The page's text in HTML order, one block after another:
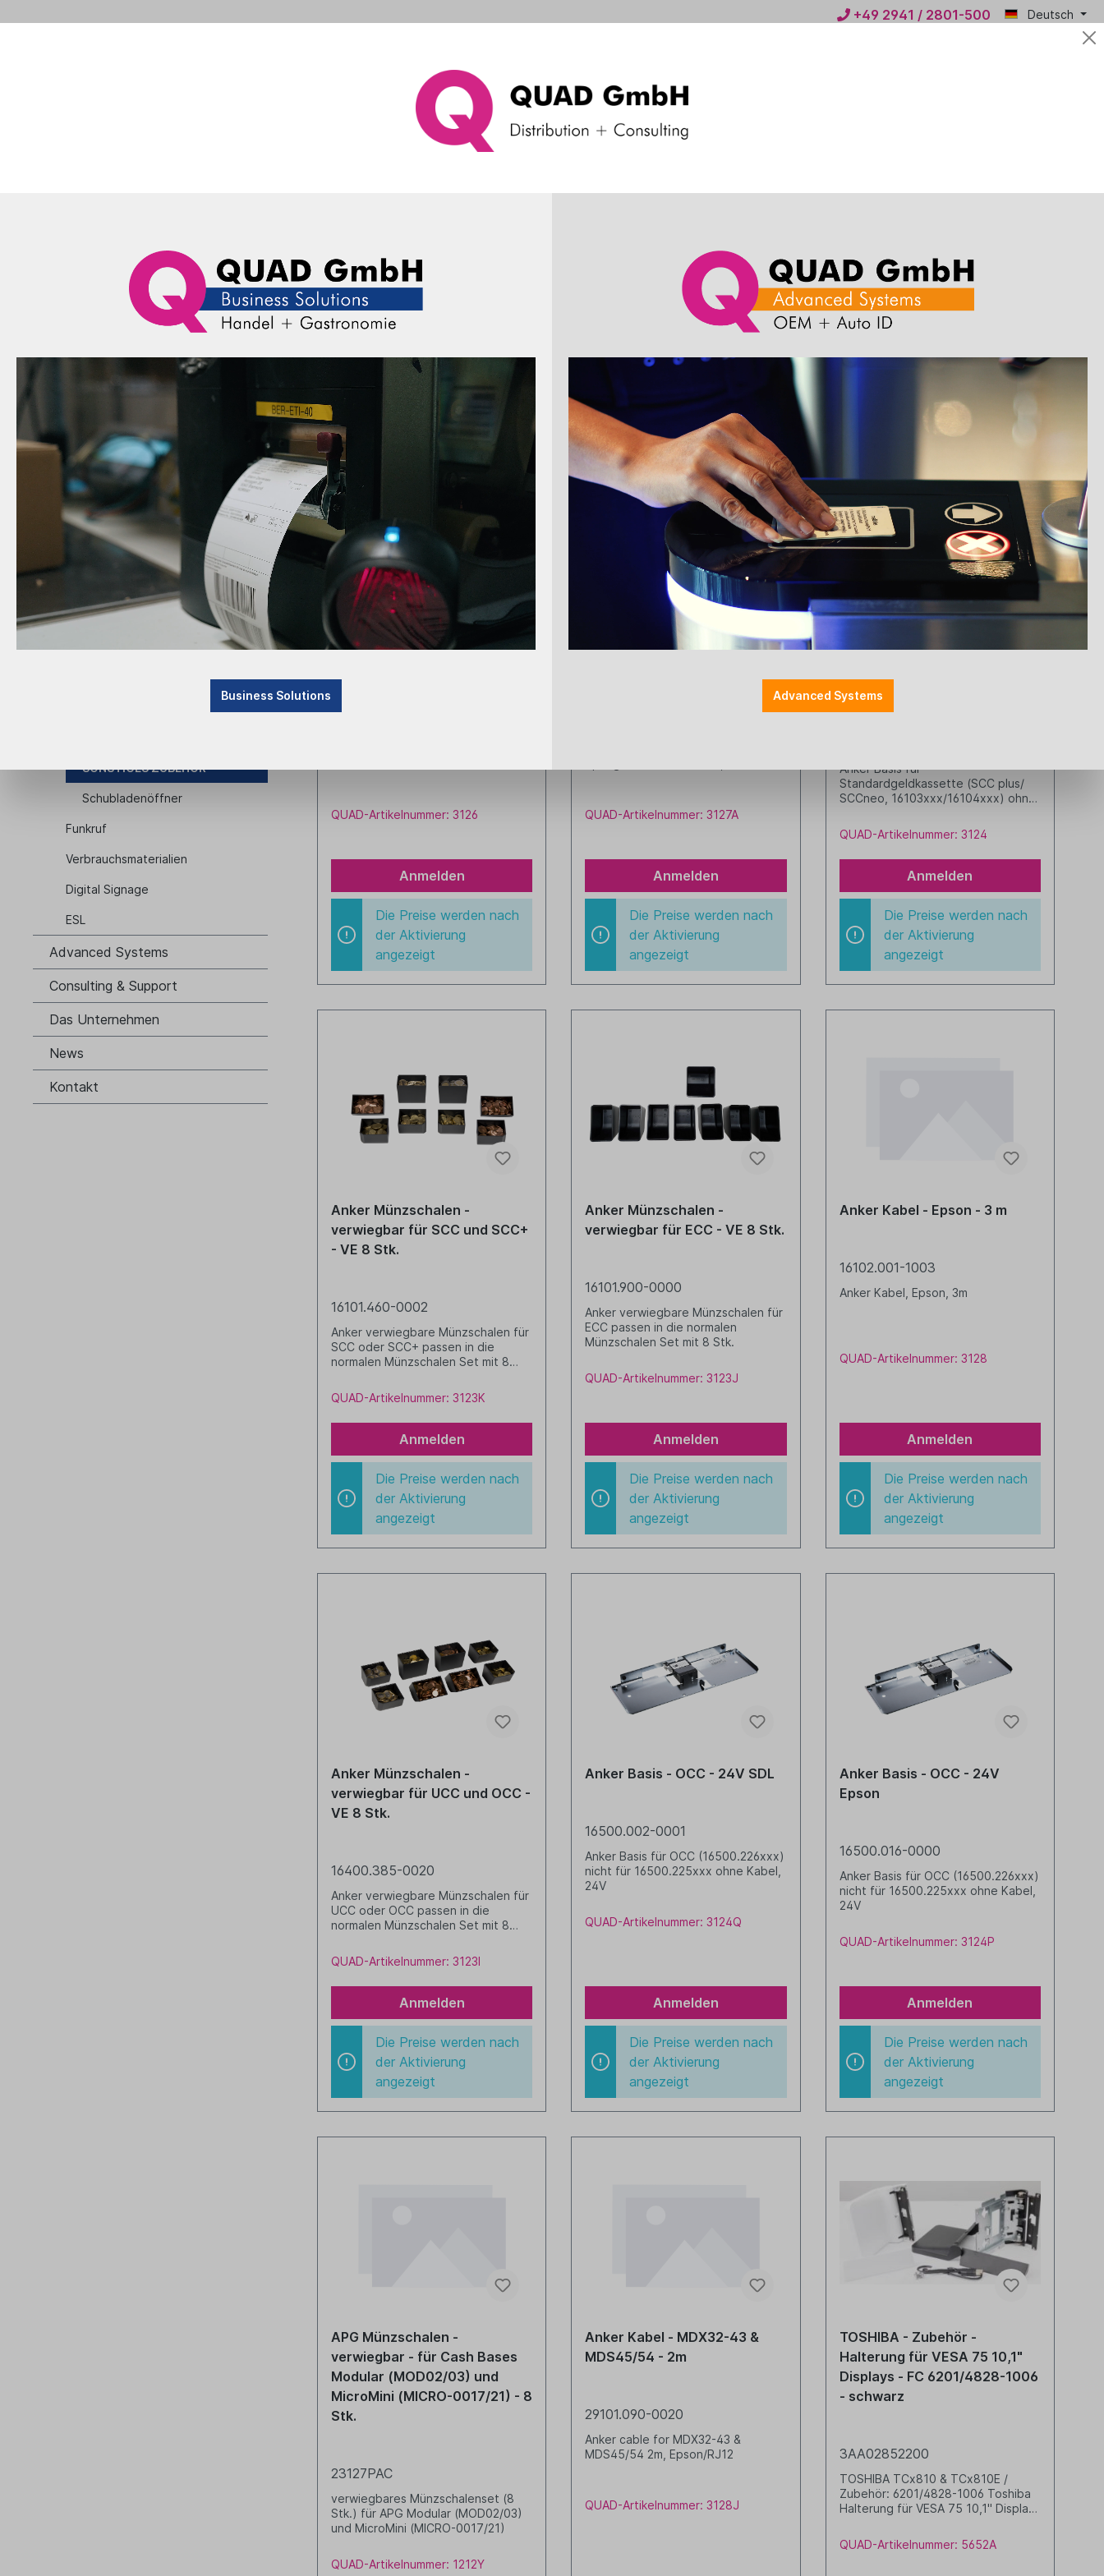
+49 2941 / 2801-500 Deutsch
Consulting & Support
Tablet POS
Auto-ID
Halterungen
Cash Management
TSE
SONSTIGES ZUBEHÖR
Schubladenöffner
Funkruf
Verbrauchsmaterialien
Digital Signage
ESL
Advanced Systems
Consulting & Support
Das Unternehmen
News
Kontakt
QUAD-Artikelnummer: 3126
Anmelden
Die Preise werden nach
der Aktivierung
angezeigt
QUAD-Artikelnummer: 3127A
Anmelden
Die Preise werden nach
der Aktivierung
angezeigt
Anker Basis für
Standardgeldkassette (SCC plus/
SCCneo, 16103xxx/16104xxx) ohne
QUAD-Artikelnummer: 3124
Anmelden
Die Preise werden nach
der Aktivierung
angezeigt
Anker Münzschalen -
verwiegbar für SCC und SCC+
- VE 8 Stk.
16101.460-0002
Anker verwiegbare Münzschalen für
SCC oder SCC+ passen in die
normalen Münzschalen Set mit 8
QUAD-Artikelnummer: 3123K
Anmelden
Die Preise werden nach
der Aktivierung
angezeigt
Anker Münzschalen -
verwiegbar für ECC - VE 8 Stk.
16101.900-0000
Anker verwiegbare Münzschalen für
ECC passen in die normalen
Münzschalen Set mit 8 Stk.
QUAD-Artikelnummer: 3123J
Anmelden
Die Preise werden nach
der Aktivierung
angezeigt
Anker Kabel - Epson - 3 m
16102.001-1003
Anker Kabel, Epson, 3m
QUAD-Artikelnummer: 3128
Anmelden
Die Preise werden nach
der Aktivierung
angezeigt
Anker Münzschalen -
verwiegbar für UCC und OCC -
VE 8 Stk.
16400.385-0020
Anker verwiegbare Münzschalen für
UCC oder OCC passen in die
normalen Münzschalen Set mit 8
QUAD-Artikelnummer: 3123I
Anmelden
Die Preise werden nach
der Aktivierung
angezeigt
Anker Basis - OCC - 24V SDL
16500.002-0001
Anker Basis für OCC (16500.226xxx)
nicht für 16500.225xxx ohne Kabel,
24V
QUAD-Artikelnummer: 3124Q
Anmelden
Die Preise werden nach
der Aktivierung
angezeigt
Anker Basis - OCC - 24V
Epson
16500.016-0000
Anker Basis für OCC (16500.226xxx)
nicht für 16500.225xxx ohne Kabel,
24V
QUAD-Artikelnummer: 3124P
Anmelden
Die Preise werden nach
der Aktivierung
angezeigt
APG Münzschalen -
verwiegbar - für Cash Bases
Modular (MOD02/03) und
MicroMini (MICRO-0017/21) - 8
Stk.
23127PAC
verwiegbares Münzschalenset (8
Stk.) für APG Modular (MOD02/03)
und MicroMini (MICRO-0017/21)
QUAD-Artikelnummer: 1212Y
Anker Kabel - MDX32-43 &
MDS45/54 - 2m
29101.090-0020
Anker cable for MDX32-43 &
MDS45/54 2m, Epson/RJ12
QUAD-Artikelnummer: 3128J
TOSHIBA - Zubehör -
Halterung für VESA 75 10,1"
Displays - FC 6201/4828-1006
- schwarz
3AA02852200
TOSHIBA TCx810 & TCx810E /
Zubehör: 6201/4828-1006 Toshiba
Halterung für VESA 75 10,1" Displays
schwarz
QUAD-Artikelnummer: 5652A
Business Solutions Advanced Systems